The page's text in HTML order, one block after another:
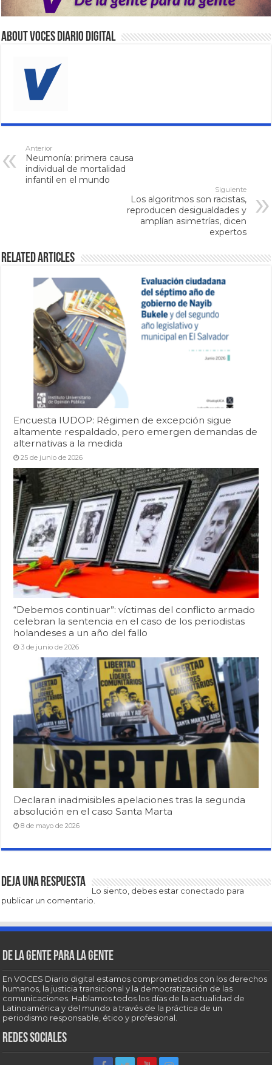
About VOCES Diario digital
Anterior
Neumonía: primera causa
individual de mortalidad
infantil en el mundo
Siguiente
Los algoritmos son racistas,
reproducen desigualdades y
amplían asimetrías, dicen
expertos
Related Articles
Encuesta IUDOP: Régimen de excepción sigue
altamente respaldado, pero emergen demandas de
alternativas a la medida
25 de junio de 2026
“Debemos continuar”: víctimas del conflicto armado
celebran la sentencia en el caso de los periodistas
holandeses a un año del fallo
3 de junio de 2026
Declaran inadmisibles apelaciones tras la segunda
absolución en el caso Santa Marta
8 de mayo de 2026
Deja una respuesta
Lo siento, debes estar conectado para
publicar un comentario.
De la gente para la gente
En VOCES Diario digital estamos comprometidos con los derechos
humanos, la justicia transicional y la democratización de las
comunicaciones. Hablamos todos los días de la actualidad de
Latinoamérica y del mundo a través de la práctica de un
periodismo responsable, ético y profesional.
Redes sociales